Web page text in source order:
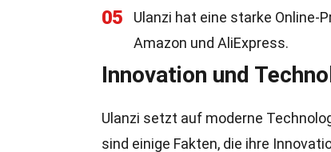
05
Ulanzi hat eine starke Online-
Amazon und AliExpress.
Innovation und
Ulanzi setzt auf moderne
sind einige Fakten, die ihre